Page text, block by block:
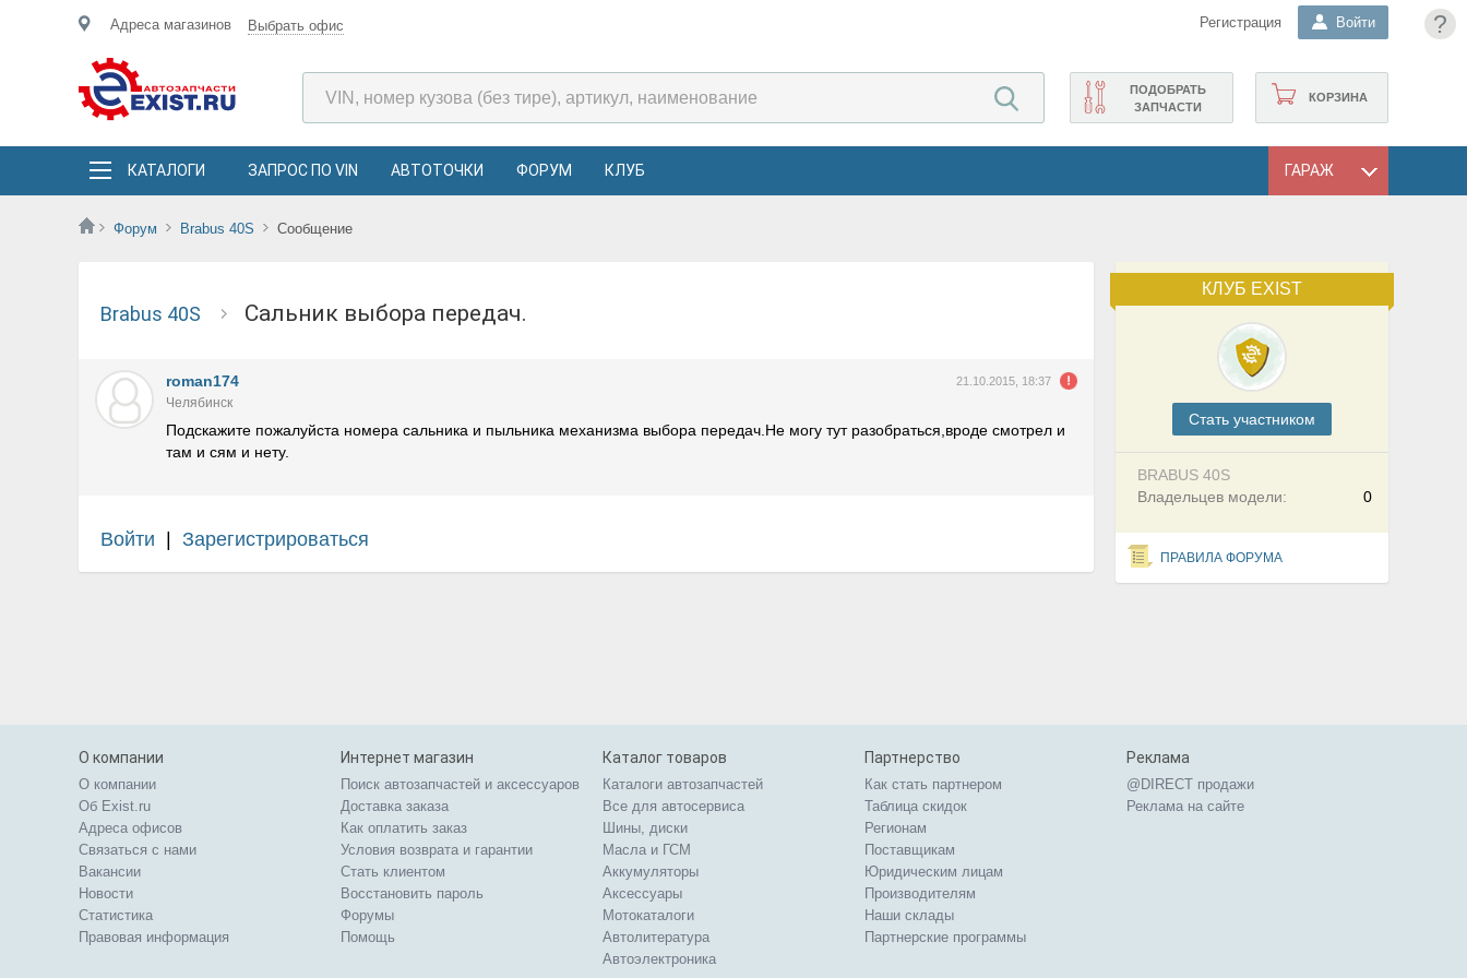
?
Адреса магазинов Выбрать офис Регистрация Войти
КОРЗИНА
ПОДОБРАТЬ
ЗАПЧАСТИ
КАТАЛОГИ ЗАПРОС ПО VIN АВТОТОЧКИ ФОРУМ КЛУБ ГАРАЖ
Форум Brabus 40S Сообщение
КЛУБ EXIST
Cтать участником
BRABUS 40S
0
Владельцев модели:
ПРАВИЛА ФОРУМА
Brabus 40S Сальник выбора передач.
roman174 21.10.2015, 18:37
Челябинск
Подскажите пожалуйста номера сальника и пыльника механизма выбора передач.Не могу тут разобраться,вроде смотрел и
там и сям и нету.
Войти Зарегистрироваться
О компании
О компании
Об Exist.ru
Адреса офисов
Связаться с нами
Вакансии
Новости
Статистика
Правовая информация
Интернет магазин
Поиск автозапчастей и аксессуаров
Доставка заказа
Как оплатить заказ
Условия возврата и гарантии
Стать клиентом
Восстановить пароль
Форумы
Помощь
Каталог товаров
Каталоги автозапчастей
Все для автосервиса
Шины, диски
Масла и ГСМ
Аккумуляторы
Аксессуары
Мотокаталоги
Автолитература
Автоэлектроника
Партнерство
Как стать партнером
Таблица скидок
Регионам
Поставщикам
Юридическим лицам
Производителям
Наши склады
Партнерские программы
Реклама
@DIRECT продажи
Реклама на сайте